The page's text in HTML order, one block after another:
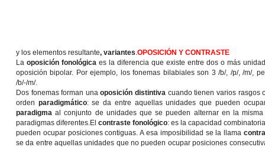
y los elementos resultante, variantes.OPOSICIÓN Y CONTRASTE
La oposición fonológicaes la diferencia que existe entre dos o más
oposición bipolar. Por ejemplo, los fonemas bilabiales son 3 /b/, /p/, /m/,
/b/-/m/.
Dos fonemas forman unaoposición distintiva cuando tienen varios rasgos
orden paradigmático: se da entre aquellas unidades que pueden
paradigmaal conjunto de unidades que se pueden alternar en la
paradigmas diferentes.Elcontraste fonológico: es la capacidad
pueden ocupar posiciones contiguas. A esa imposibilidad se la llama
se da entre aquellas unidades que no pueden ocupar posiciones